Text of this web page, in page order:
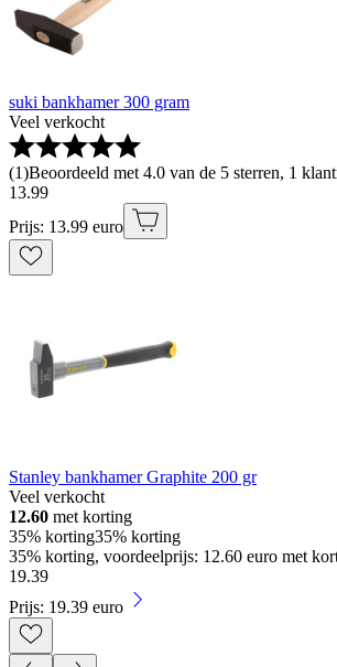
suki bankhamer 300 gram
Veel verkocht
(1)Beoordeeld met 4.0 van de 5 sterren, 1
13.99
Prijs: 13.99 euro
Stanley bankhamer Graphite 200 gr
Veel verkocht
12.60 met korting
35% korting35% korting
35% korting, voordeelprijs: 12.60 euro met
19.39
Prijs: 19.39 euro